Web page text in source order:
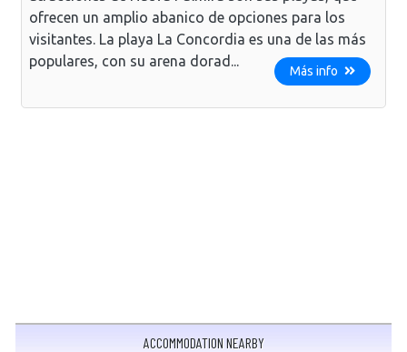
ofrecen un amplio abanico de opciones para los
visitantes. La playa La Concordia es una de las más
populares, con su arena dorad...
Más info
ACCOMMODATION NEARBY